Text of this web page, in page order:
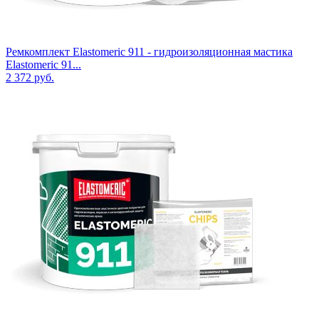
Ремкомплект Elastomeric 911 - гидроизоляционная мастика
Elastomeric 91...
2 372 руб.